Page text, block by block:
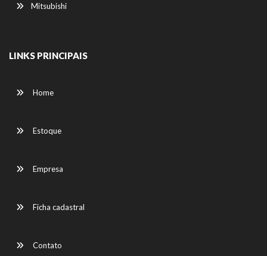
Mitsubishi
LINKS PRINCIPAIS
Home
Estoque
Empresa
Ficha cadastral
Contato